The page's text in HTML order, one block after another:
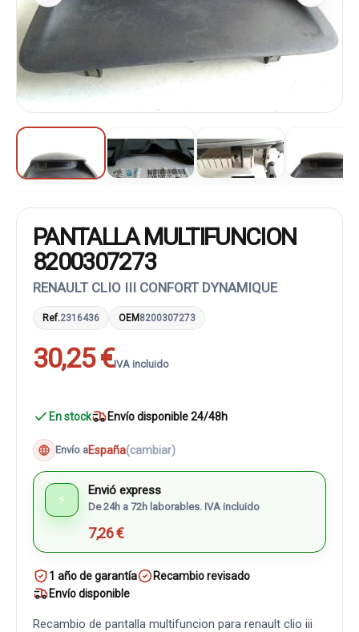
PANTALLA MULTIFUNCION
8200307273
RENAULT CLIO III CONFORT DYNAMIQUE
Ref.2316436 OEM8200307273
30,25 €IVA incluido
En stock Envío disponible 24/48h
Envío aEspaña(cambiar)
⚡
Envió express
De 24h a 72h laborables. IVA incluido
7,26 €
1 año de garantía
Recambio revisado
Envío disponible
Recambio de pantalla multifuncion para renault clio iii